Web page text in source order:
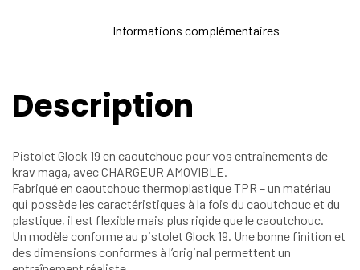
Informations complémentaires
Description
Pistolet Glock 19 en caoutchouc pour vos entraînements de
krav maga, avec CHARGEUR AMOVIBLE.
Fabriqué en caoutchouc thermoplastique TPR – un matériau
qui possède les caractéristiques à la fois du caoutchouc et du
plastique, il est flexible mais plus rigide que le caoutchouc.
Un modèle conforme au pistolet Glock 19. Une bonne finition et
des dimensions conformes à l’original permettent un